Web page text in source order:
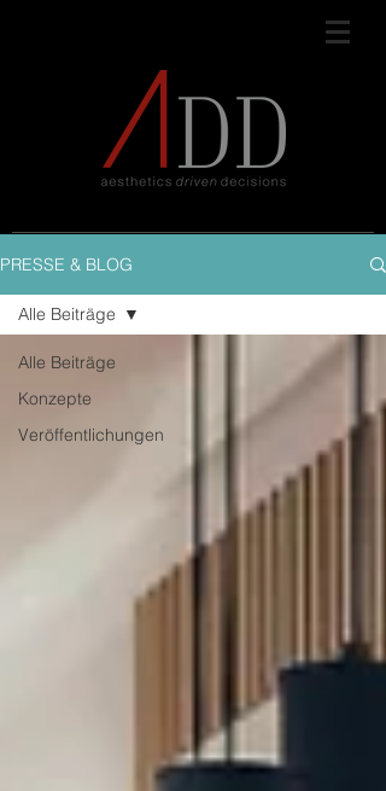
PRESSE & BLOG
Alle Beiträge
Konzepte
Veröffentlichungen
Alle Beiträge